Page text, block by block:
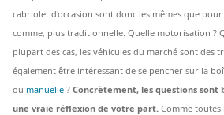
cabriolet d'occasion sont donc les mêmes que
comme, plus traditionnelle. Quelle motorisation ?
plupart des cas, les véhicules du marché sont des
également être intéressant de se pencher sur la
ou manuelle ? Concrètement, les questions sont
une vraie réflexion de votre part. Comme